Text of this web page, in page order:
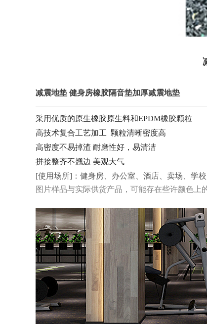
减震地垫 健身房橡胶隔音垫加厚减震地垫
采用优质的原生橡胶原生料和EPDM橡胶颗粒
高技术复合工艺加工 颗粒清晰密度高
高密度不易掉渣 耐磨性好，易清洁
拼接整齐不翘边 美观大气
[使用场所]：健身房、办公室、酒店、卖场、学
图片样品与实际供货产品，可能存在些许颜色